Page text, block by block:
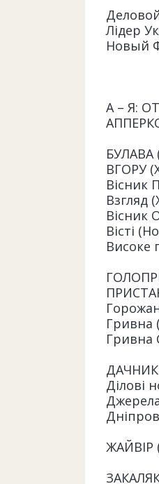
Лідер
Новый
А – Я:
БУЛАВА
ВГОРУ
Вісник
Взгляд
Вісник
Вісті
Високе
Гривна
Гривна
Ділові
ЖАЙВІР